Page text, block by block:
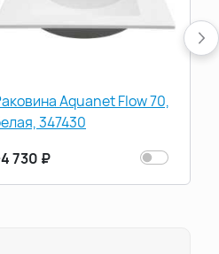
Aquanet Flow 70,
347430
730 ₽